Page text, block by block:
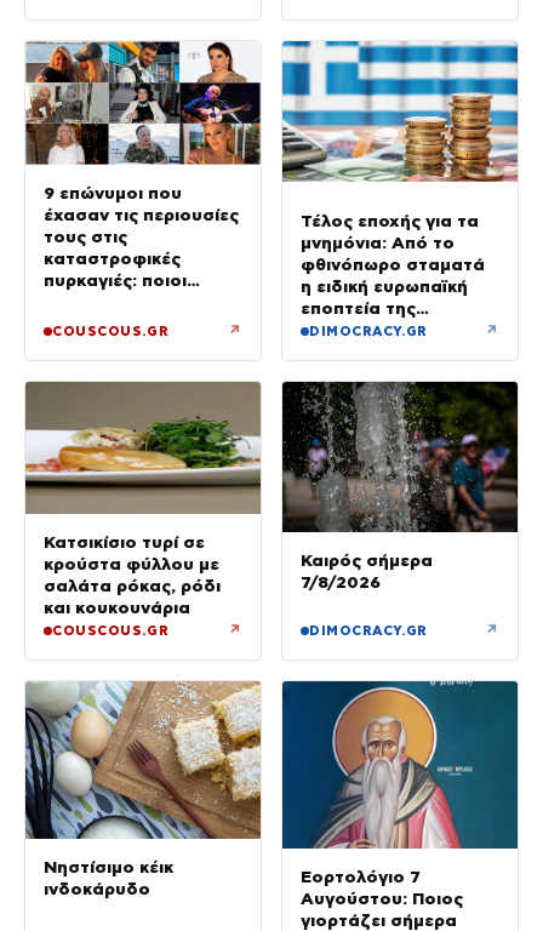
9 επώνυμοι που
έχασαν τις περιουσίες
τους στις
καταστροφικές
πυρκαγιές: ποιοι
COUSCOUS.GR ↗
Τέλος εποχής για τα
μνημόνια: Από το
φθινόπωρο σταματά
η ειδική ευρωπαϊκή
εποπτεία της
ελληνικής οικονομίας
DIMOCRACY.GR ↗
Κατσικίσιο τυρί σε
κρούστα φύλλου με
σαλάτα ρόκας, ρόδι
και κουκουνάρια
COUSCOUS.GR ↗
Καιρός σήμερα
7/8/2026
DIMOCRACY.GR ↗
Νηστίσιμο κέικ
ινδοκάρυδο
Εορτολόγιο 7
Αυγούστου: Ποιος
γιορτάζει σήμερα